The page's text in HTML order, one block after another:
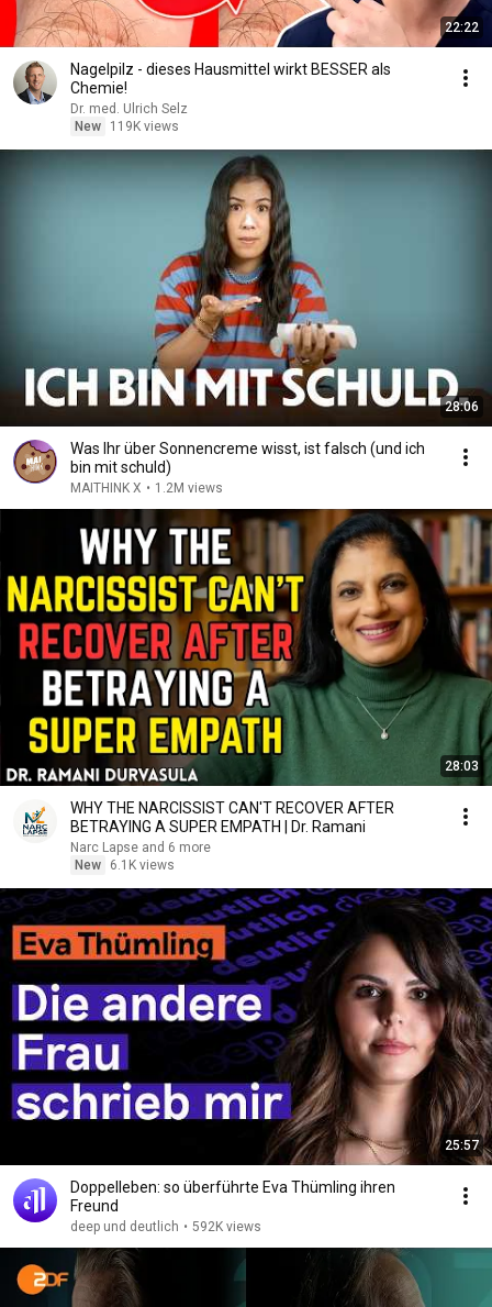
22:22
Nagelpilz - dieses Hausmittel wirkt BESSER als
Chemie!
Dr. med. Ulrich Selz
New
119K views
28:06
Was Ihr über Sonnencreme wisst, ist falsch (und ich
bin mit schuld)
MAITHINK X • 1.2M views
28:03
WHY THE NARCISSIST CAN'T RECOVER AFTER
BETRAYING A SUPER EMPATH | Dr. Ramani
Narc Lapse and 6 more
New
6.1K views
25:57
Doppelleben: so überführte Eva Thümling ihren
Freund
deep und deutlich • 592K views